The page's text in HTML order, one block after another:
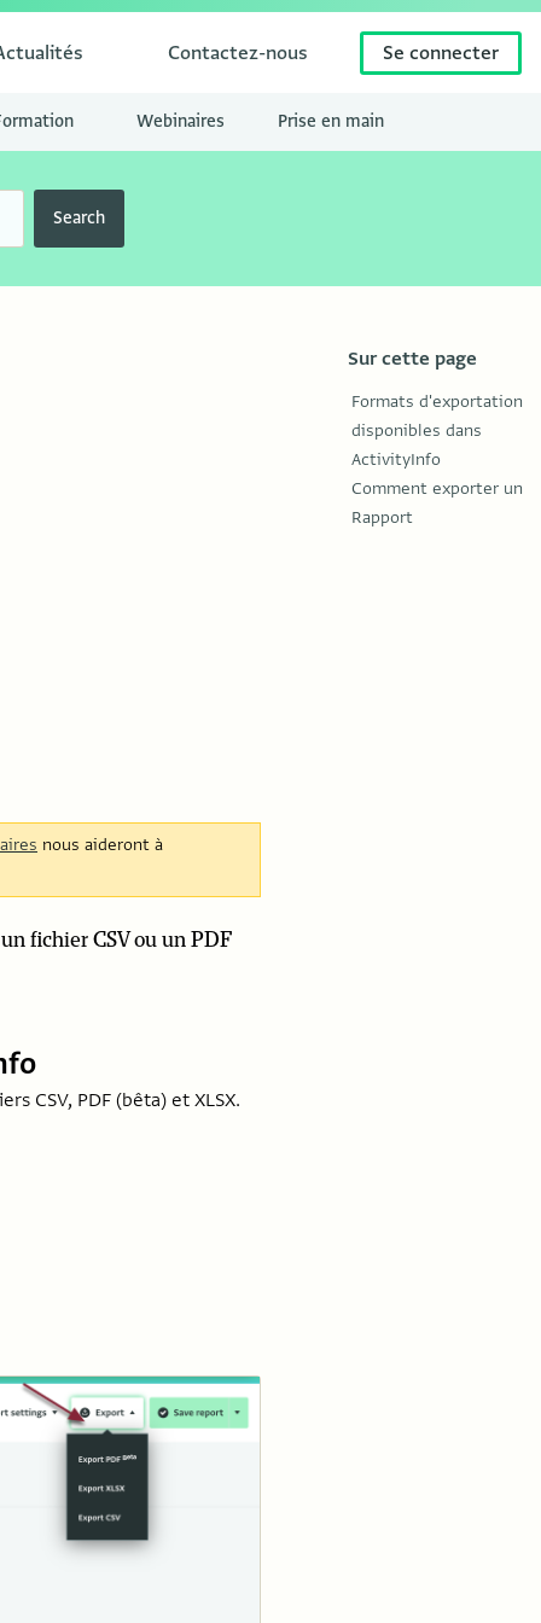
Contactez-nous Se connecter
Webinaires Prise en main
Search
Sur cette page
Formats d'exportation
disponibles dans
ActivityInfo
Comment exporter un
Rapport
nous aideront à
fichier CSV ou un PDF
CSV, PDF (bêta) et XLSX.